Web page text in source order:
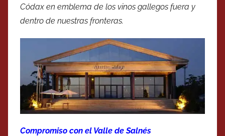
Códax en emblema de los vinos gallegos fuera y
dentro de nuestras fronteras.
Compromiso con el Valle de Salnés